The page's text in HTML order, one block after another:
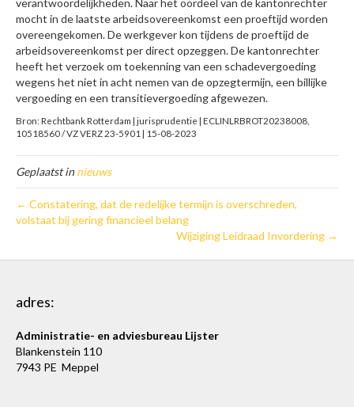
verantwoordelijkheden. Naar het oordeel van de kantonrechter
mocht in de laatste arbeidsovereenkomst een proeftijd worden
overeengekomen. De werkgever kon tijdens de proeftijd de
arbeidsovereenkomst per direct opzeggen. De kantonrechter
heeft het verzoek om toekenning van een schadevergoeding
wegens het niet in acht nemen van de opzegtermijn, een billijke
vergoeding en een transitievergoeding afgewezen.
Bron: Rechtbank Rotterdam | jurisprudentie | ECLINLRBROT20238008,
10518560 / VZ VERZ 23-5901 | 15-08-2023
Geplaatst innieuws
← Constatering, dat de redelijke termijn is overschreden,
volstaat bij gering financieel belang
Wijziging Leidraad Invordering →
adres:
Administratie- en adviesbureau Lijster
Blankenstein 110
7943 PE Meppel